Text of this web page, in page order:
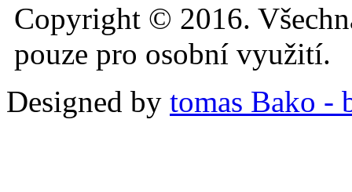
Copyright © 2016.
pouze pro osobní využití.
Designed by tomas Bako -